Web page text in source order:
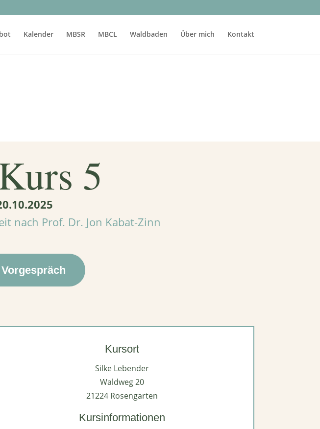
Kalender MBSR MBCL Waldbaden Über mich Kontakt
5
nach Prof. Dr. Jon Kabat-Zinn
Kursort
Silke Lebender
Waldweg 20
21224 Rosengarten
Kursinformationen